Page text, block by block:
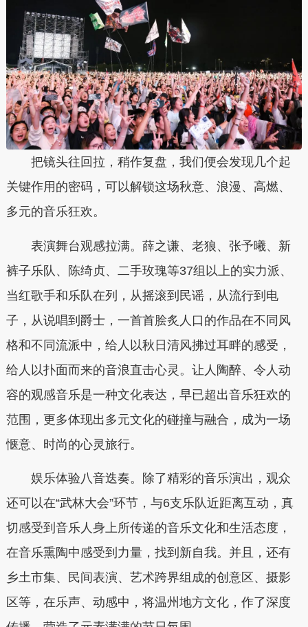
把镜头往回拉，稍作复盘，我们便会发现几个起
关键作用的密码，可以解锁这场秋意、浪漫、高燃、
多元的音乐狂欢。
表演舞台观感拉满。薛之谦、老狼、张予曦、新
裤子乐队、陈绮贞、二手玫瑰等37组以上的实力派、
当红歌手和乐队在列，从摇滚到民谣，从流行到电
子，从说唱到爵士，一首首脍炙人口的作品在不同风
格和不同流派中，给人以秋日清风拂过耳畔的感受，
给人以扑面而来的音浪直击心灵。让人陶醉、令人动
容的观感音乐是一种文化表达，早已超出音乐狂欢的
范围，更多体现出多元文化的碰撞与融合，成为一场
惬意、时尚的心灵旅行。
娱乐体验八音迭奏。除了精彩的音乐演出，观众
还可以在“武林大会”环节，与6支乐队近距离互动，真
切感受到音乐人身上所传递的音乐文化和生活态度，
在音乐熏陶中感受到力量，找到新自我。并且，还有
乡土市集、民间表演、艺术跨界组成的创意区、摄影
区等，在乐声、动感中，将温州地方文化，作了深度